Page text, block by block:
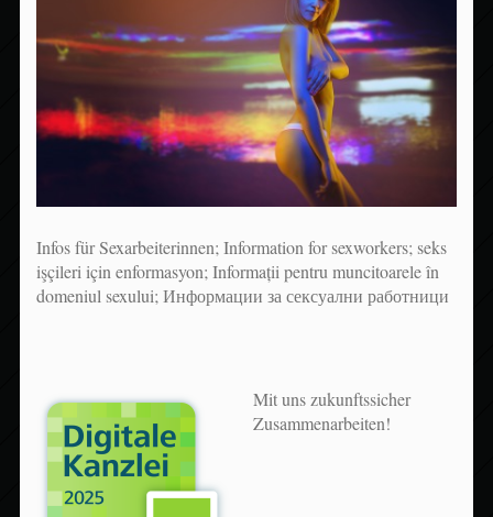
Infos für Sexarbeiterinnen; Information for sexworkers; seks
işçileri için enformasyon; Informații pentru muncitoarele în
domeniul sexului; Информации за сексуални работници
Mit uns zukunftssicher
Zusammenarbeiten!